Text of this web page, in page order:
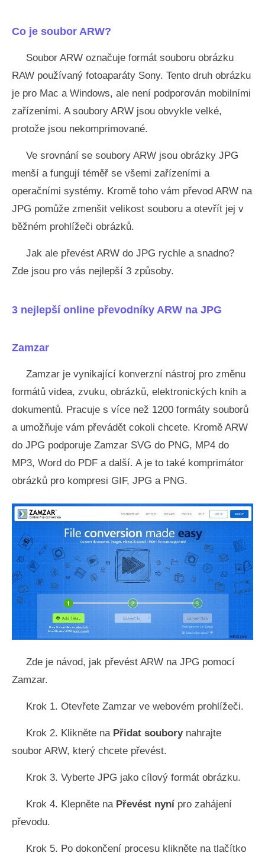
Co je soubor ARW?
Soubor ARW označuje formát souboru obrázku
RAW používaný fotoaparáty Sony. Tento druh obrázku
je pro Mac a Windows, ale není podporován mobilními
zařízeními. A soubory ARW jsou obvykle velké,
protože jsou nekomprimované.
Ve srovnání se soubory ARW jsou obrázky JPG
menší a fungují téměř se všemi zařízeními a
operačními systémy. Kromě toho vám převod ARW na
JPG pomůže zmenšit velikost souboru a otevřít jej v
běžném prohlížeči obrázků.
Jak ale převést ARW do JPG rychle a snadno?
Zde jsou pro vás nejlepší 3 způsoby.
3 nejlepší online převodníky ARW na JPG
Zamzar
Zamzar je vynikající konverzní nástroj pro změnu
formátů videa, zvuku, obrázků, elektronických knih a
dokumentů. Pracuje s více než 1200 formáty souborů
a umožňuje vám převádět cokoli chcete. Kromě ARW
do JPG podporuje Zamzar SVG do PNG, MP4 do
MP3, Word do PDF a další. A je to také komprimátor
obrázků pro kompresi GIF, JPG a PNG.
Zde je návod, jak převést ARW na JPG pomocí
Zamzar.
Krok 1. Otevřete Zamzar ve webovém prohlížeči.
Krok 2. Klikněte na Přidat souborynahrajte
soubor ARW, který chcete převést.
Krok 3. Vyberte JPG jako cílový formát obrázku.
Krok 4. Klepněte na Převést nyní pro zahájení
převodu.
Krok 5. Po dokončení procesu klikněte na tlačítko